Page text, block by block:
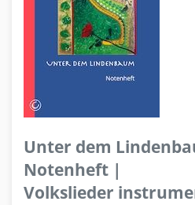
Unter dem
Notenheft |
Volkslieder